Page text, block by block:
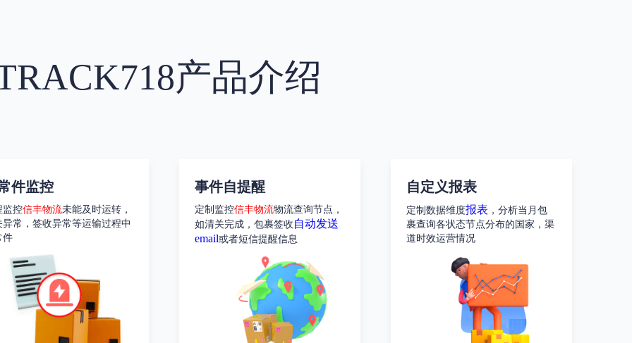
产品介绍
件监控
监控信丰物流未能及时运转，
异常，签收异常等运输过程中
件
事件自提醒
定制监控信丰物流物流查询节点，
如清关完成，包裹签收 自动发送
email或者短信提醒信息
自定义报表
定制数据维度报表 ，分析当月包
裹查询各状态节点分布的国家，渠
道时效运营情况